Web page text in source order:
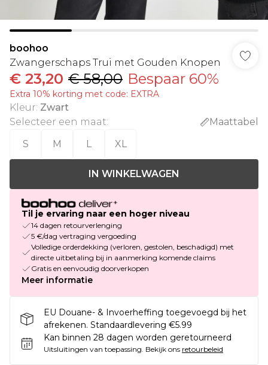
boohoo
Zwangerschaps Trui met Gouden Knopen
€ 23,20 € 58,00 Bespaar 60%
Extra 10% korting met code: EXTRA
Kleur: Zwart
Selecteer een maat:
Maattabel
S
M L XL
IN WINKELWAGEN
Til je ervaring naar een hoger niveau
14 dagen retourverlenging
5 €/dag vertraging vergoeding
Volledige orderdekking (verloren, gestolen, beschadigd) met
directe uitbetaling bij in aanmerking komende claims
Gratis en eenvoudig doorverkopen
Meer informatie
EU Douane- & Invoerheffing toegevoegd bij het
afrekenen. Standaardlevering €5.99
Kan binnen 28 dagen worden geretourneerd
Uitsluitingen van toepassing. Bekijk ons retourbeleid